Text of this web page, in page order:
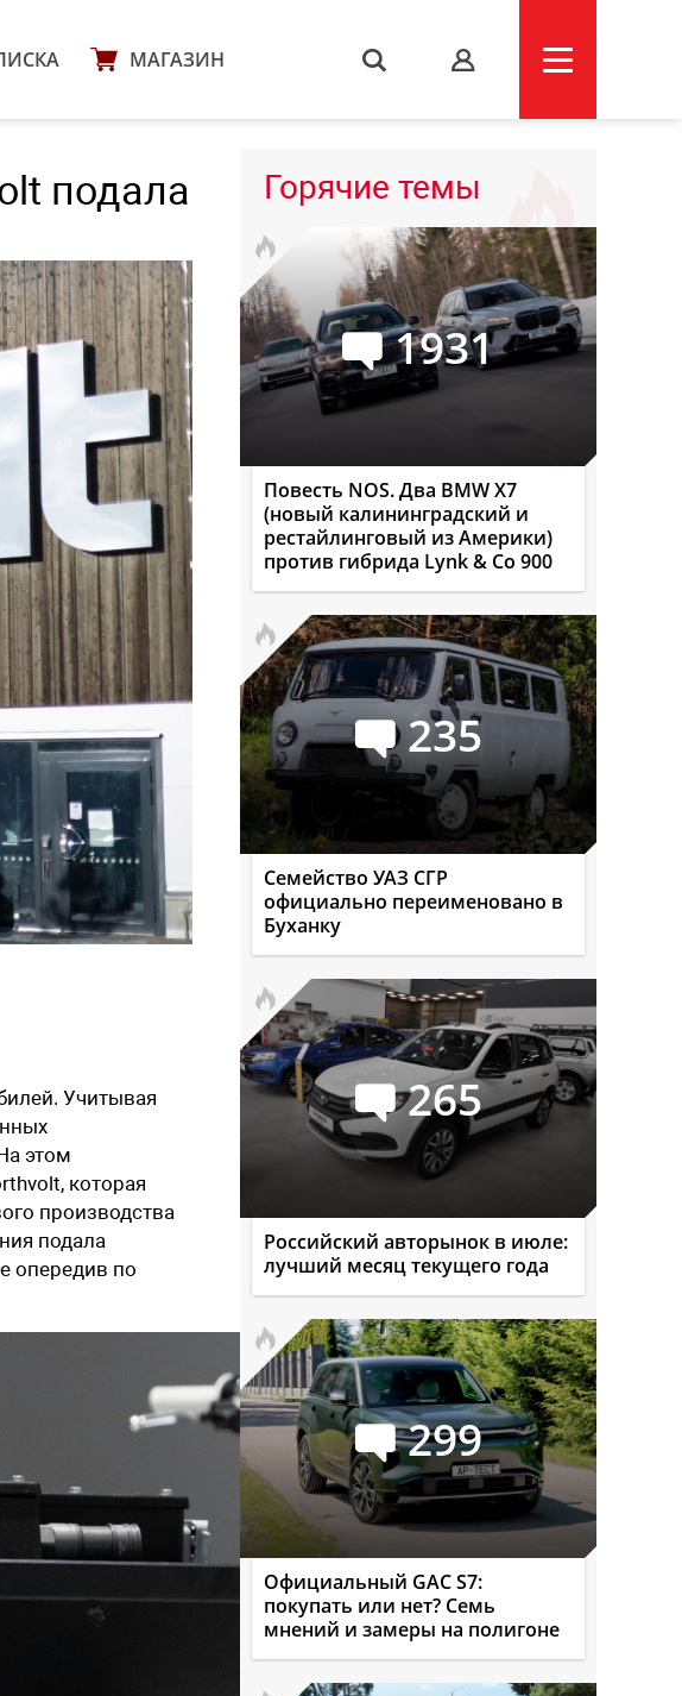
МАГАЗИН s
подала
Учитывая
этом
которая
производства
подала
опередив по
Горячие темы
1931
Повесть NOS. Два BMW X7
(новый калининградский и
рестайлинговый из Америки)
против гибрида Lynk & Co 900
235
Семейство УАЗ СГР
официально переименовано в
Буханку
265
Российский авторынок в июле:
лучший месяц текущего года
299
Официальный GAC S7:
покупать или нет? Семь
мнений и замеры на полигоне